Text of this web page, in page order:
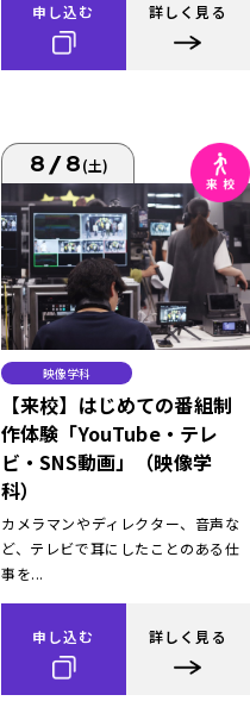
申し込む 詳しく見る
8/8(土)
映像学科
【来校】はじめての番組制
作体験「YouTube・テレ
ビ・SNS動画」（映像学
科）
カメラマンやディレクター、音声な
ど、テレビで耳にしたことのある仕
事を...
申し込む 詳しく見る